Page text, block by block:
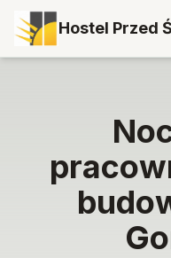
Hostel Przed